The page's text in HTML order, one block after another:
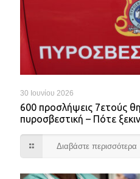
30 Ιουνίου 2026
600 προσλήψεις 7ετούς
πυροσβεστική – Πότε
Διαβάστε περισσότερα